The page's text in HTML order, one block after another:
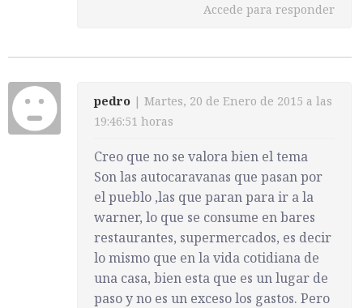
Accede para responder
pedro | Martes, 20 de Enero de 2015 a las
19:46:51 horas
Creo que no se valora bien el tema
Son las autocaravanas que pasan por
el pueblo ,las que paran para ir a la
warner, lo que se consume en bares
restaurantes, supermercados, es decir
lo mismo que en la vida cotidiana de
una casa, bien esta que es un lugar de
paso y no es un exceso los gastos. Pero